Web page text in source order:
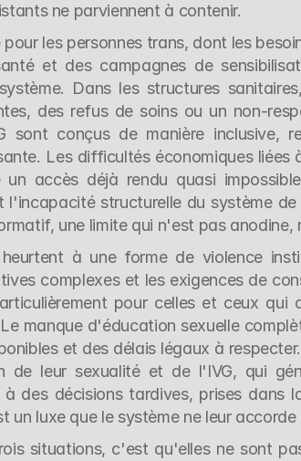
ne parviennent à contenir.
les personnes trans, dont les
et des campagnes de
Dans les structures
des refus de soins ou un non-
sont conçus de manière inclusive,
Les difficultés économiques liées
accès déjà rendu quasi
structurelle du système
une limite qui n'est pas anodine,
à une forme de violence
complexes et les exigences de
pour celles et ceux qui
manque d'éducation sexuelle
et des délais légaux à
de leur sexualité et de l'IVG, qui
des décisions tardives, prises dans
un luxe que le système ne leur accorde
situations, c'est qu'elles ne sont